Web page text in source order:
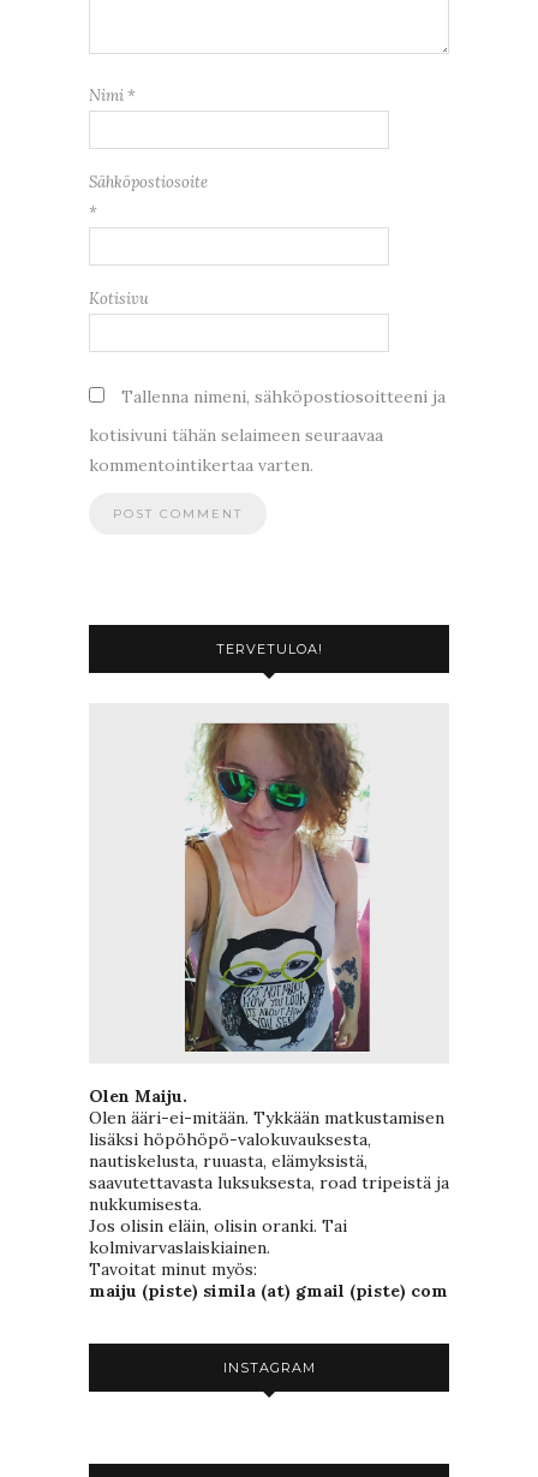
Nimi *
Sähköpostiosoite
*
Kotisivu
Tallenna nimeni, sähköpostiosoitteeni ja
kotisivuni tähän selaimeen seuraavaa
kommentointikertaa varten.
TERVETULOA!
Olen Maiju.
Olen ääri-ei-mitään. Tykkään matkustamisen
lisäksi höpöhöpö-valokuvauksesta,
nautiskelusta, ruuasta, elämyksistä,
saavutettavasta luksuksesta, road tripeistä ja
nukkumisesta.
Jos olisin eläin, olisin oranki. Tai
kolmivarvaslaiskiainen.
Tavoitat minut myös:
maiju (piste) simila (at) gmail (piste) com
INSTAGRAM